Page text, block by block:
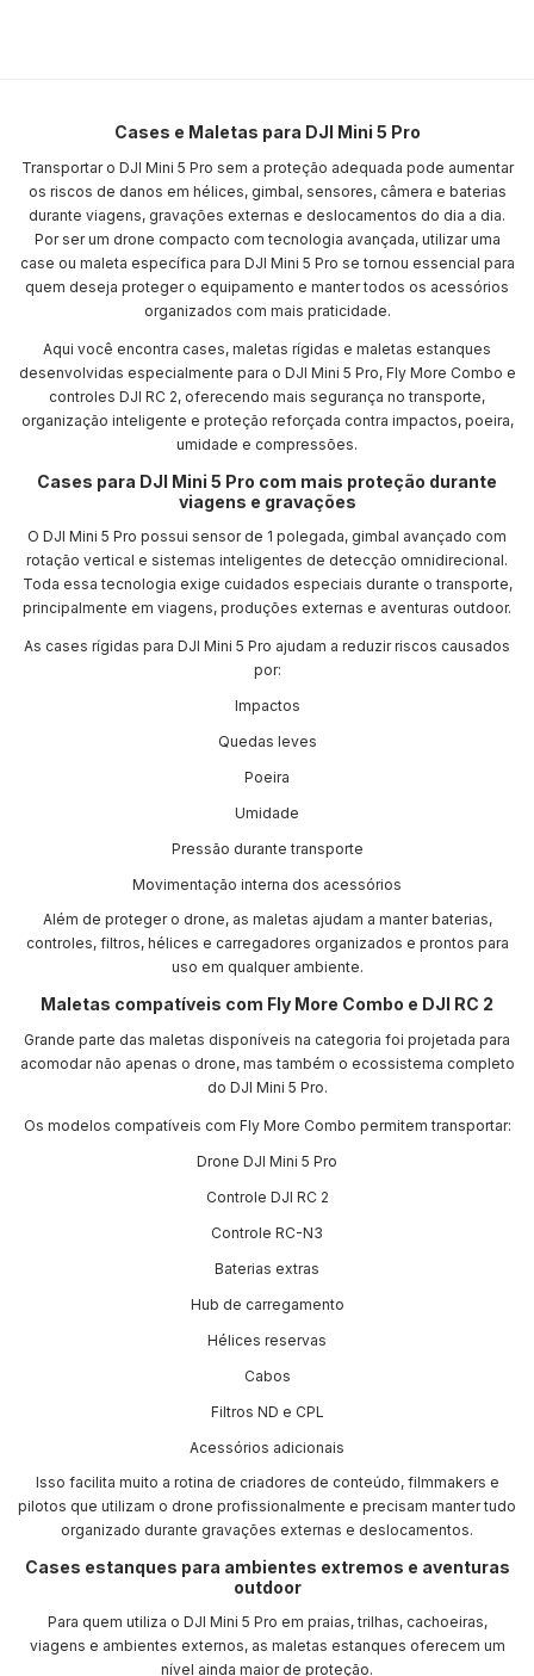
Cases e Maletas para DJI Mini 5 Pro
Transportar o DJI Mini 5 Pro sem a proteção adequada pode aumentar
os riscos de danos em hélices, gimbal, sensores, câmera e baterias
durante viagens, gravações externas e deslocamentos do dia a dia.
Por ser um drone compacto com tecnologia avançada, utilizar uma
case ou maleta específica para DJI Mini 5 Pro se tornou essencial para
quem deseja proteger o equipamento e manter todos os acessórios
organizados com mais praticidade.
Aqui você encontra cases, maletas rígidas e maletas estanques
desenvolvidas especialmente para o DJI Mini 5 Pro, Fly More Combo e
controles DJI RC 2, oferecendo mais segurança no transporte,
organização inteligente e proteção reforçada contra impactos, poeira,
umidade e compressões.
Cases para DJI Mini 5 Pro com mais proteção durante
viagens e gravações
O DJI Mini 5 Pro possui sensor de 1 polegada, gimbal avançado com
rotação vertical e sistemas inteligentes de detecção omnidirecional.
Toda essa tecnologia exige cuidados especiais durante o transporte,
principalmente em viagens, produções externas e aventuras outdoor.
As cases rígidas para DJI Mini 5 Pro ajudam a reduzir riscos causados
por:
Impactos
Quedas leves
Poeira
Umidade
Pressão durante transporte
Movimentação interna dos acessórios
Além de proteger o drone, as maletas ajudam a manter baterias,
controles, filtros, hélices e carregadores organizados e prontos para
uso em qualquer ambiente.
Maletas compatíveis com Fly More Combo e DJI RC 2
Grande parte das maletas disponíveis na categoria foi projetada para
acomodar não apenas o drone, mas também o ecossistema completo
do DJI Mini 5 Pro.
Os modelos compatíveis com Fly More Combo permitem transportar:
Drone DJI Mini 5 Pro
Controle DJI RC 2
Controle RC-N3
Baterias extras
Hub de carregamento
Hélices reservas
Cabos
Filtros ND e CPL
Acessórios adicionais
Isso facilita muito a rotina de criadores de conteúdo, filmmakers e
pilotos que utilizam o drone profissionalmente e precisam manter tudo
organizado durante gravações externas e deslocamentos.
Cases estanques para ambientes extremos e aventuras
outdoor
Para quem utiliza o DJI Mini 5 Pro em praias, trilhas, cachoeiras,
viagens e ambientes externos, as maletas estanques oferecem um
nível ainda maior de proteção.